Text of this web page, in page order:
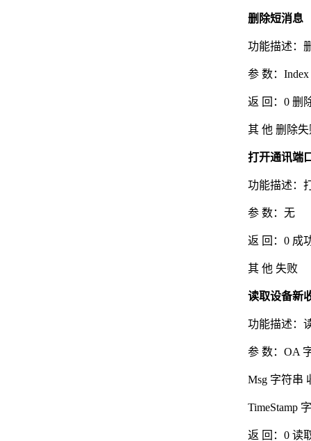
删除短消息
功能描述：
参 数：
返 回：0 删
其 他 删除失
打开通讯端
功能描述：
参 数：无
返 回：0 成
其 他 失败
读取设备新
功能描述：
参 数：OA
Msg 字符串
TimeStamp
返 回：0 读